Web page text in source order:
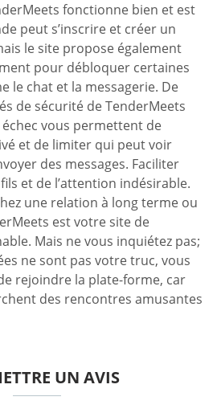
fonctionne bien et est
peut s’inscrire et créer un
le site propose également
pour débloquer certaines
le chat et la messagerie. De
de sécurité de TenderMeets
vous permettent de
et de limiter qui peut voir
des messages. Faciliter
et de l’attention indésirable.
une relation à long terme ou
est votre site de
Mais ne vous inquiétez pas;
ne sont pas votre truc, vous
rejoindre la plate-forme, car
des rencontres amusantes
UN AVIS